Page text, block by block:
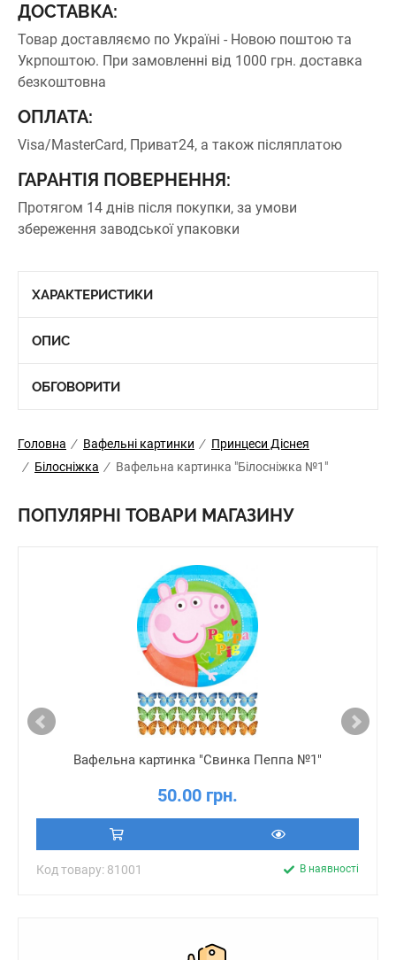
ДОСТАВКА:
Товар доставляємо по Україні - Новою поштою та
Укрпоштою. При замовленні від 1000 грн. доставка
безкоштовна
ОПЛАТА:
Visa/MasterCard, Приват24, а також післяплатою
ГАРАНТІЯ ПОВЕРНЕННЯ:
Протягом 14 днів після покупки, за умови
збереження заводської упаковки
ХАРАКТЕРИСТИКИ
ОПИС
ОБГОВОРИТИ
Головна / Вафельні картинки / Принцеси Діснея
/ Білосніжка / Вафельна картинка "Білосніжка №1"
ПОПУЛЯРНІ ТОВАРИ МАГАЗИНУ
Вафельна картинка "Свинка Пеппа №1"
50.00 грн.
Код товару: 81001 В наявності